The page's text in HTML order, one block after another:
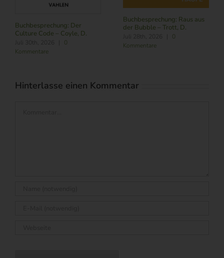
Buchbesprechung: Subscribe
Juli 24th, 2026
0
Kommentare
Buchbesprechung: Führung
im Zeitalter von KI – Butler,
R./ Nitschmann, J./ Becking,
August 6th, 2026
Hinterlasse einen Kommentar